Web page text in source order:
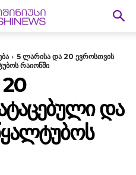
5 ლარისა და 20 ევროსთვის
რაიონში
ᲓᲐ